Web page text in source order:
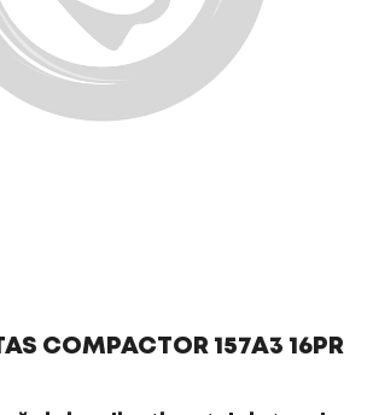
COMPACTOR 157A3 16PR